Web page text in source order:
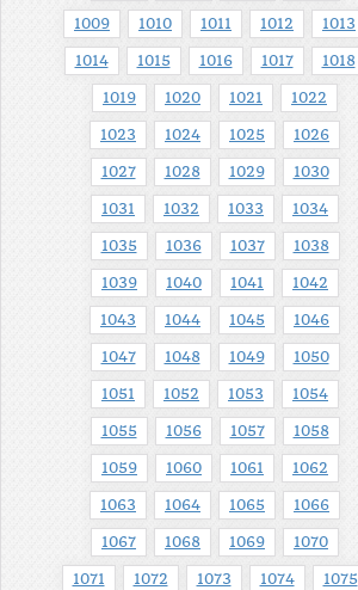
1009 1010 1011 1012 1013
1014 1015 1016 1017 1018
1019 1020 1021 1022
1023 1024 1025 1026
1027 1028 1029 1030
1031 1032 1033 1034
1035 1036 1037 1038
1039 1040 1041 1042
1043 1044 1045 1046
1047 1048 1049 1050
1051 1052 1053 1054
1055 1056 1057 1058
1059 1060 1061 1062
1063 1064 1065 1066
1067 1068 1069 1070
1071 1072 1073 1074 1075